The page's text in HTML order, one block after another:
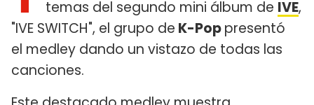
temas del segundo mini álbum de IVE,
"IVE SWITCH", el grupo de K-Poppresentó
el medley dando un vistazo de todas las
canciones.